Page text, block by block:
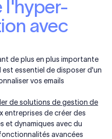
l'hyper-
avec
de plus en plus importante
est essentiel de disposer d'un
vos emails
de solutions de gestion de
entreprises de créer des
et dynamiques avec du
avancées